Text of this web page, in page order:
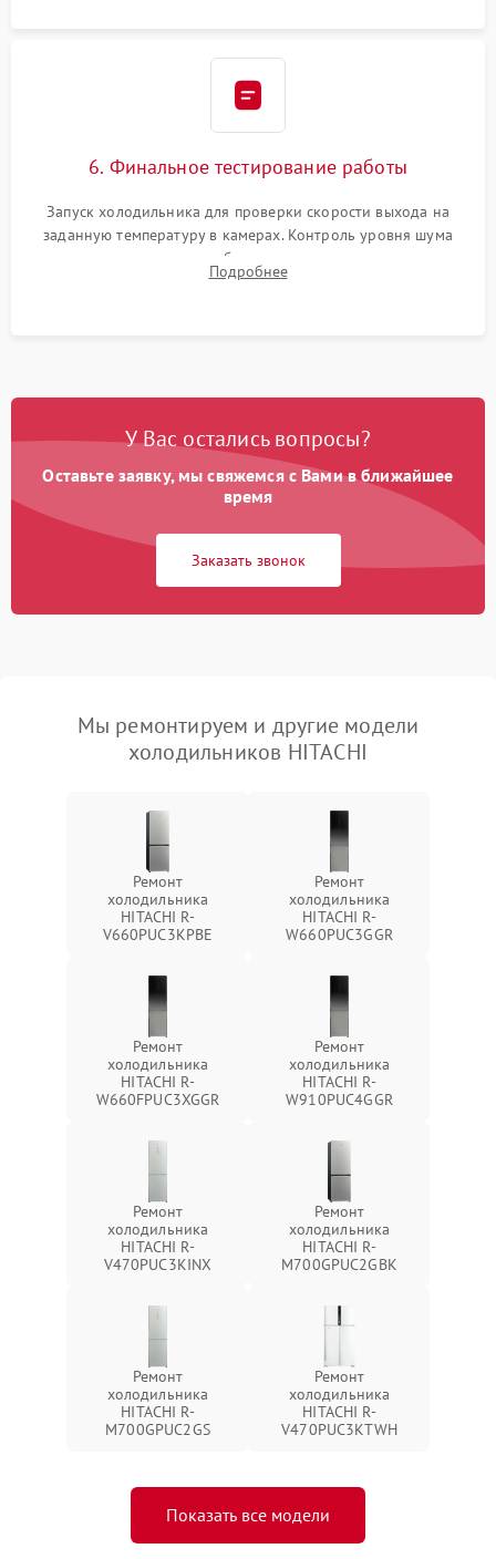
6. Финальное тестирование работы
Запуск холодильника для проверки скорости выхода на
заданную температуру в камерах. Контроль уровня шума
компрессора, отсутствия обмерзания стенок и корректного
срабатывания системы автоматической оттайки.
Подробнее
У Вас остались вопросы?
Оставьте заявку, мы свяжемся с Вами в ближайшее
время
Заказать звонок
Мы ремонтируем и другие модели
холодильников HITACHI
Ремонт
холодильника
HITACHI R-
V660PUC3KPBE
Ремонт
холодильника
HITACHI R-
W660PUC3GGR
Ремонт
холодильника
HITACHI R-
W660FPUC3XGGR
Ремонт
холодильника
HITACHI R-
W910PUC4GGR
Ремонт
холодильника
HITACHI R-
V470PUC3KINX
Ремонт
холодильника
HITACHI R-
M700GPUC2GBK
Ремонт
холодильника
HITACHI R-
M700GPUC2GS
Ремонт
холодильника
HITACHI R-
V470PUC3KTWH
Показать все модели